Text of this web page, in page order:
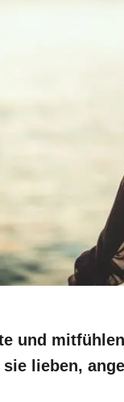
und
lieben,